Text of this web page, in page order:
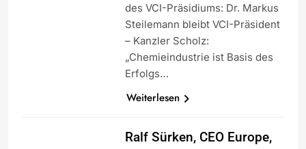
des VCI-Präsidiums: Dr. Markus
Steilemann bleibt VCI-Präsident
– Kanzler Scholz:
„Chemieindustrie ist Basis des
Erfolgs…
Weiterlesen
Ralf Sürken, CEO Europe,